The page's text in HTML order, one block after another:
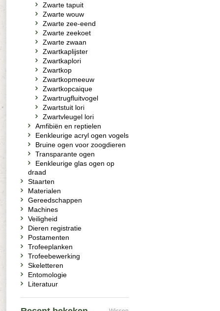
Zwarte tapuit
Zwarte wouw
Zwarte zee-eend
Zwarte zeekoet
Zwarte zwaan
Zwartkaplijster
Zwartkaplori
Zwartkop
Zwartkopmeeuw
Zwartkopcaique
Zwartrugfluitvogel
Zwartstuit lori
Zwartvleugel lori
Amfibiën en reptielen
Eenkleurige acryl ogen vogels
Bruine ogen voor zoogdieren
Transparante ogen
Eenkleurige glas ogen op
draad
Staarten
Materialen
Gereedschappen
Machines
Veiligheid
Dieren registratie
Postamenten
Trofeeplanken
Trofeebewerking
Skeletteren
Entomologie
Literatuur